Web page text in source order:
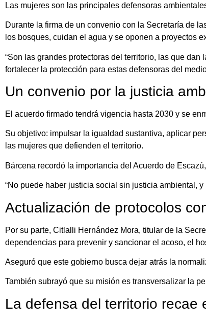
Las mujeres son las principales defensoras
Durante la firma de un convenio con la Secretaría de
los bosques, cuidan el agua y se oponen a proyectos
“Son las grandes protectoras del territorio, las que
fortalecer la protección para estas defensoras del
Un convenio por la justicia
El acuerdo firmado tendrá vigencia hasta 2030 y se
Su objetivo: impulsar la igualdad sustantiva, aplicar
las mujeres que defienden el territorio.
Bárcena recordó la importancia del Acuerdo de
“No puede haber justicia social sin justicia ambiental,
Actualización de protocolos
Por su parte, Citlalli Hernández Mora, titular de la
dependencias para prevenir y sancionar el acoso, el
Aseguró que este gobierno busca dejar atrás la
También subrayó que su misión es transversalizar la
La defensa del territorio recae